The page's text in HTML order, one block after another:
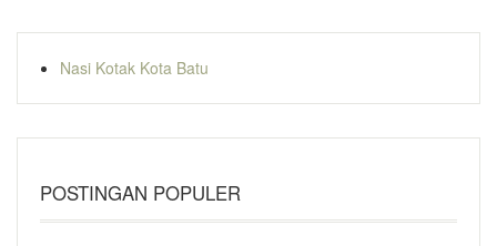
Nasi Kotak Kota Batu
POSTINGAN POPULER